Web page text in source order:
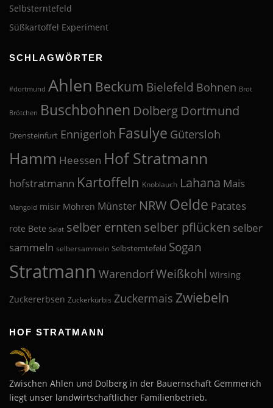
Selbsterntefeld
Süßkartoffel Experiment
SCHLAGWÖRTER
#dortmund Ahlen Beckum Bielefeld Bohnen Brot
Brötchen Buschbohnen Dolberg Dortmund
Drensteinfurt Ennigerloh Fasulye Gütersloh
Hamm Heessen Hof Stratmann
hofstratmann Kartoffeln Knoblauch Lahana Mais
Mangold misir Möhren Münster NRW Oelde Patates
rote Bete Salat selber ernten selber pflücken selber
sammeln selbersammeln Selbsterntefeld Sogan
Stratmann WarendorfWeißkohl Wirsing
Zuckererbsen Zuckerkürbis Zuckermais Zwiebeln
HOF STRATMANN
Zwischen Ahlen und Dolberg in der Bauernschaft Gemmerich
liegt unser landwirtschaftlicher Familienbetrieb.